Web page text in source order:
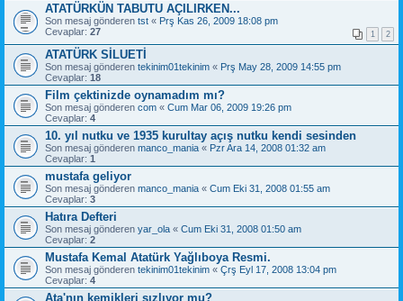
ATATÜRKÜN TABUTU AÇILIRKEN...
Son mesaj gönderen tst « Prş Kas 26, 2009 18:08 pm
Cevaplar: 27 1 2
ATATÜRK SİLUETİ
Son mesaj gönderen tekinim01tekinim « Prş May 28, 2009 14:55 pm
Cevaplar: 18
Film çektinizde oynamadım mı?
Son mesaj gönderen com « Cum Mar 06, 2009 19:26 pm
Cevaplar: 4
10. yıl nutku ve 1935 kurultay açış nutku kendi sesinden
Son mesaj gönderen manco_mania « Pzr Ara 14, 2008 01:32 am
Cevaplar: 1
mustafa geliyor
Son mesaj gönderen manco_mania « Cum Eki 31, 2008 01:55 am
Cevaplar: 3
Hatıra Defteri
Son mesaj gönderen yar_ola « Cum Eki 31, 2008 01:50 am
Cevaplar: 2
Mustafa Kemal Atatürk Yağlıboya Resmi.
Son mesaj gönderen tekinim01tekinim « Çrş Eyl 17, 2008 13:04 pm
Cevaplar: 4
Ata'nın kemikleri sızlıyor mu?